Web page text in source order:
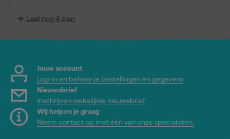
Laat nog 4 zien
Jouw account
Log-in en beheer je bestellingen en gegevens
Nieuwsbrief
Inschrijven wekelijkse nieuwsbrief
Wij helpen je graag
Neem contact op met één van onze specialisten.